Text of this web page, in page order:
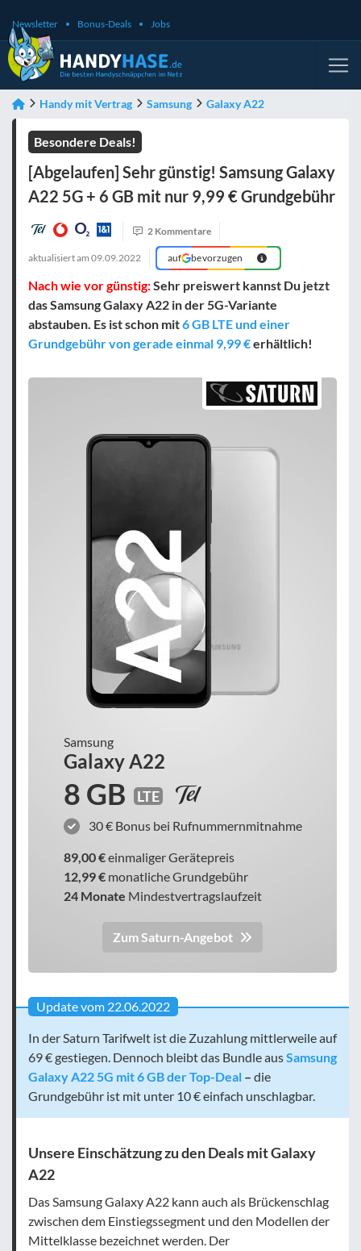
Newsletter Bonus-Deals Jobs
Handy mit Vertrag Samsung Galaxy A22
Besondere Deals!
[Abgelaufen] Sehr günstig! Samsung Galaxy
A22 5G + 6 GB mit nur 9,99 € Grundgebühr
2 Kommentare
aktualisiert am 09.09.2022 auf bevorzugen
Nach wie vor günstig:Sehr preiswert kannst Du jetzt
das Samsung Galaxy A22 in der 5G-Variante
abstauben. Es ist schon mit6 GB LTE und einer
Grundgebühr von gerade einmal 9,99 €erhältlich!
Samsung
Galaxy A22
8 GB LTE
30 € Bonus bei Rufnummernmitnahme
89,00 €einmaliger Gerätepreis
12,99 € monatliche Grundgebühr
24 Monate Mindestvertragslaufzeit
Zum Saturn-Angebot
Update vom 22.06.2022
In der Saturn Tarifwelt ist die Zuzahlung mittlerweile auf
69 € gestiegen. Dennoch bleibt das Bundle ausSamsung
Galaxy A22 5G mit 6 GB der Top-Deal – die
Grundgebühr ist mit unter 10 € einfach unschlagbar.
Unsere Einschätzung zu den Deals mit Galaxy
A22
Das Samsung Galaxy A22 kann auch als Brückenschlag
zwischen dem Einstiegssegment und den Modellen der
Mittelklasse bezeichnet werden. Der